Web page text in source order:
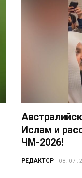
Ислам и
ЧМ-2026!
РЕДАКТОР